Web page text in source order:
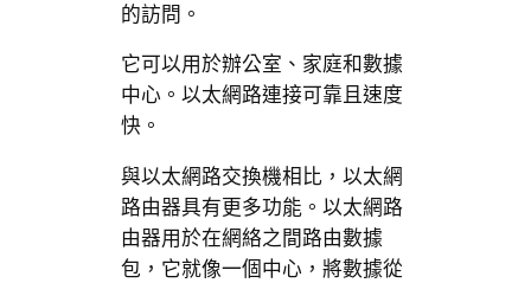
的訪問。
它可以用於辦公室、家庭和數據
中心。以太網路連接可靠且速度
快。
與以太網路交換機相比，以太網
路由器具有更多功能。以太網路
由器用於在網絡之間路由數據
包，它就像一個中心，將數據從